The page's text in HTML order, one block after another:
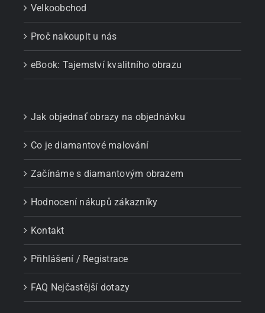
Velkoobchod
Proč nakoupit u nás
eBook: Tajemství kvalitního obrazu
Jak objednať obrazy na objednávku
Co je diamantové malování
Začínáme s diamantovým obrazem
Hodnocení nákupů zákazníky
Kontakt
Přihlášení / Registrace
FAQ Nejčastější dotazy